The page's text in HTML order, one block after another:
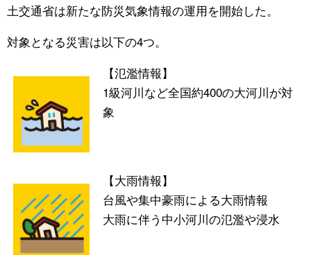
土交通省は新たな防災気象情報の運用を開始した。
対象となる災害は以下の4つ。
【氾濫情報】
1級河川など全国約400の大河川が対
象
【大雨情報】
台風や集中豪雨による大雨情報
大雨に伴う中小河川の氾濫や浸水